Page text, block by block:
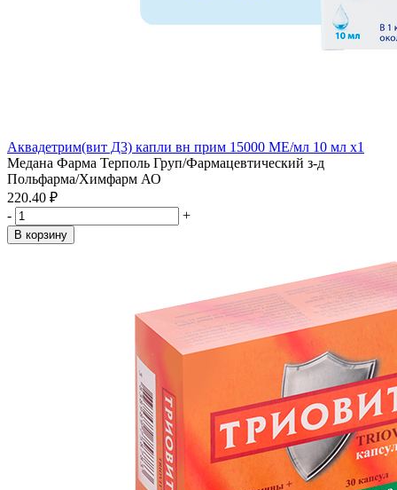
Аквадетрим(вит Д3) капли вн прим 15000 МЕ/мл 10 мл x1
Медана Фарма Терполь Груп/Фармацевтический з-д
Польфарма/Химфарм АО
220.40 ₽
-
+
В корзину